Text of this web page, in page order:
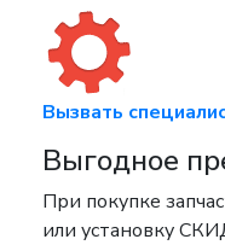
Вызвать
Выгодное
При покупке
или установку